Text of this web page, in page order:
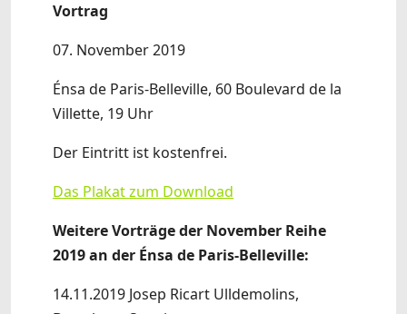
Vortrag
07. November 2019
Énsa de Paris-Belleville, 60 Boulevard de la
Villette, 19 Uhr
Der Eintritt ist kostenfrei.
Das Plakat zum Download
Weitere Vorträge der November Reihe
2019 an der Énsa de Paris-Belleville:
14.11.2019 Josep Ricart Ulldemolins,